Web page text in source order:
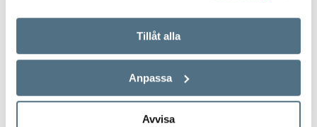
Tillåt alla
Anpassa
Avvisa